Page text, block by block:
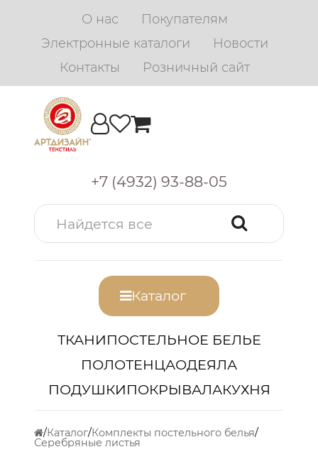
О нас
Покупателям
Электронные каталоги
Новости
Контакты
Розничный сайт
+7 (4932) 93-88-05
Каталог
ТКАНИПОСТЕЛЬНОЕ БЕЛЬЕ
ПОЛОТЕНЦАОДЕЯЛА
ПОДУШКИПОКРЫВАЛАКУХНЯ
Каталог Комплекты постельного белья
Серебряные листья